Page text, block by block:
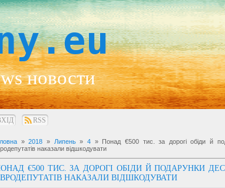
новости
RSS
»2018 » Липень » 4» Понад €500 тис. за дорогі обіди й
наказали відшкодувати
€500 ТИС. ЗА ДОРОГІ ОБІДИ Й ПОДАРУНКИ
НАКАЗАЛИ ВІДШКОДУВАТИ